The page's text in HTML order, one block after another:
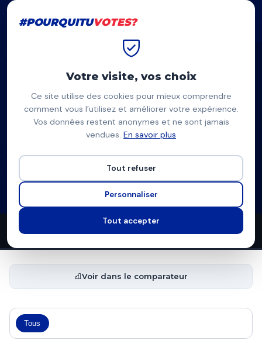
#POURQUITUVOTES?
DL
Damien Lacroix
Liste de La France insoumise
0propositions0thèmes couverts5candidats en lice
Voir dans le comparateur
Tous
#POURQUITUVOTES?
Votre visite, vos choix
Ce site utilise des cookies pour mieux comprendre
comment vous l’utilisez et améliorer votre expérience.
Vos données restent anonymes et ne sont jamais
vendues. En savoir plus
Tout refuser
Personnaliser
Tout accepter